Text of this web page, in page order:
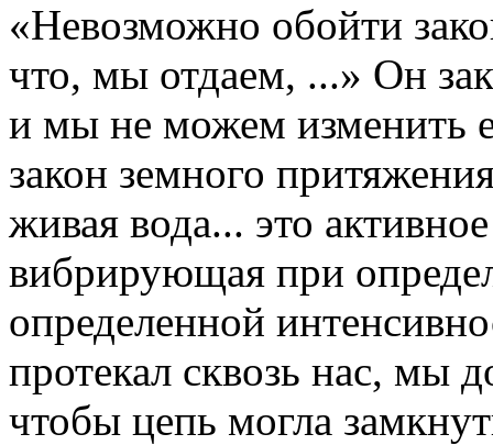
«Невозможно обойти
что, мы отдаем, ...» Он
и мы не можем изменить
закон земного
живая вода... это
вибрирующая при
определенной
протекал сквозь нас, мы
чтобы цепь могла